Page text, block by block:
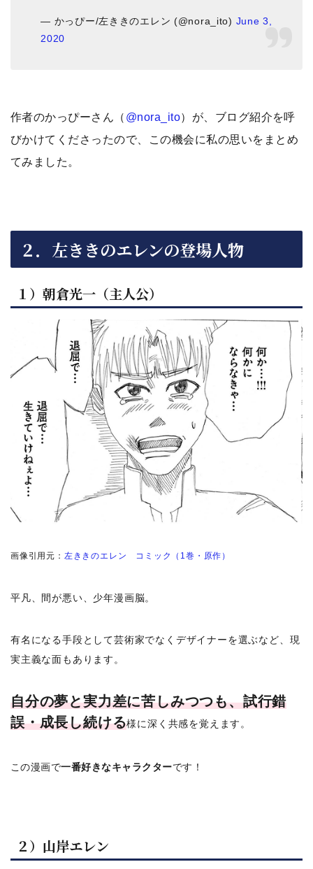
— かっぴー/左ききのエレン (@nora_ito) June 3,
2020
作者のかっぴーさん（ @nora_ito）が、ブログ紹介を呼
びかけてくださったので、この機会に私の思いをまとめ
てみました。
２．左ききのエレンの登場人物
１）朝倉光一（主人公）
画像引用元： 左ききのエレン コミック（1巻・原作）
平凡、間が悪い、少年漫画脳。
有名になる手段として芸術家でなくデザイナーを選ぶなど、現
実主義な面もあります。
自分の夢と実力差に苦しみつつも、試行錯
誤・成長し続ける様に深く共感を覚えます。
この漫画で一番好きなキャラクターです！
２）山岸エレン